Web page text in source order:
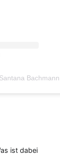
ist dabei